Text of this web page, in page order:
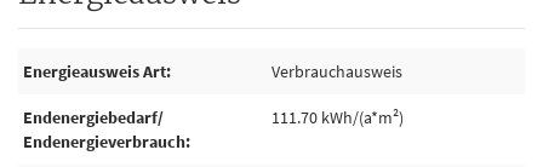
Energieausweis Art Verbrauchausweis
Endenergiebedarf/
Endenergieverbrauch
111.70 kWh/(a*m²)